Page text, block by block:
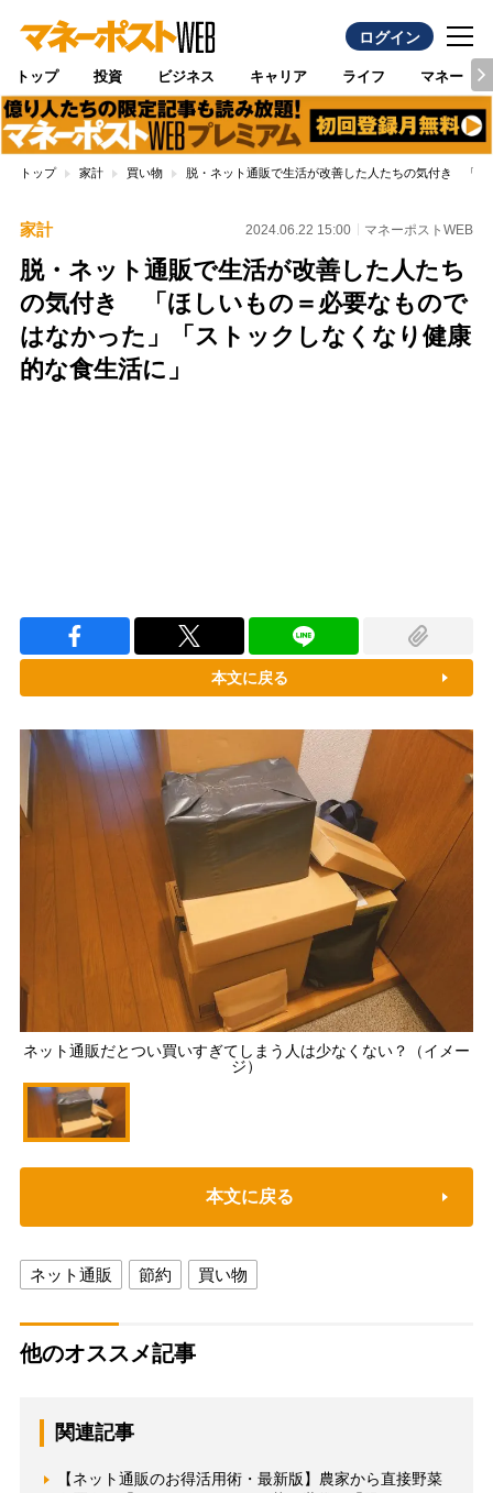
ログイン
トップ 投資 ビジネス キャリア ライフ マネー
トップ 家計 買い物 脱・ネット通販で生活が改善した人たちの気付き 「ほ
家計 2024.06.22 15:00 マネーポストWEB
脱・ネット通販で生活が改善した人たち
の気付き 「ほしいもの＝必要なもので
はなかった」「ストックしなくなり健康
的な食生活に」
本文に戻る
ネット通販だとつい買いすぎてしまう人は少なくない？（イメー
ジ）
本文に戻る
ネット通販 節約 買い物
他のオススメ記事
関連記事
【ネット通販のお得活用術・最新版】農家から直接野菜